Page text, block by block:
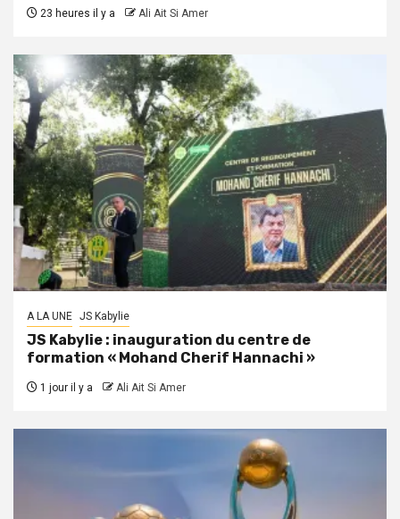
23 heures il y a Ali Ait Si Amer
A LA UNE JS Kabylie
JS Kabylie : inauguration du centre de
formation « Mohand Cherif Hannachi »
1 jour il y a Ali Ait Si Amer